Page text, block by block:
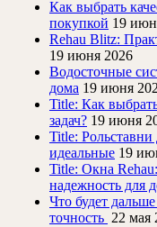
Как выбрать
покупкой 19
Rehau Blitz:
19 июня 2026
Водосточные
дома 19 июня
Title: Как
задач? 19 июня
Title: Рольставни
идеальные 19
Title: Окна
надежность для
Что будет
точность 22 мая